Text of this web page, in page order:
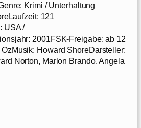
Krimi / Unterhaltung
121
USA /
2001FSK-Freigabe: ab 12
Howard ShoreDarsteller:
Norton, Marlon Brando, Angela